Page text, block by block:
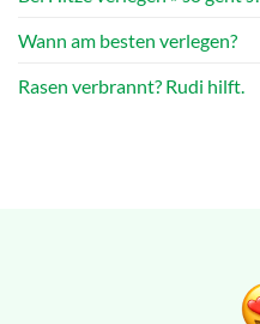
Wann am besten verlegen?
Rasen verbrannt? Rudi hilft.